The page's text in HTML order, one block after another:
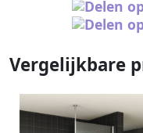
Vergelijkbare